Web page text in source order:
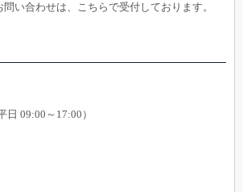
い合わせは、こちらで受付しております。
日 09:00～17:00）